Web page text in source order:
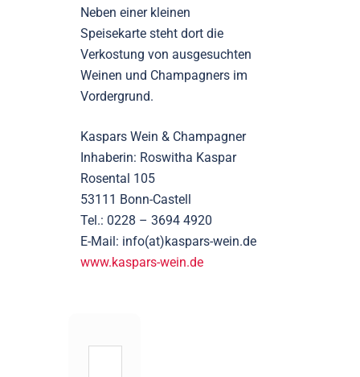
Neben einer kleinen
Speisekarte steht dort die
Verkostung von ausgesuchten
Weinen und Champagners im
Vordergrund.
Kaspars Wein & Champagner
Inhaberin: Roswitha Kaspar
Rosental 105
53111 Bonn-Castell
Tel.: 0228 – 3694 4920
E-Mail: info(at)kaspars-wein.de
www.kaspars-wein.de